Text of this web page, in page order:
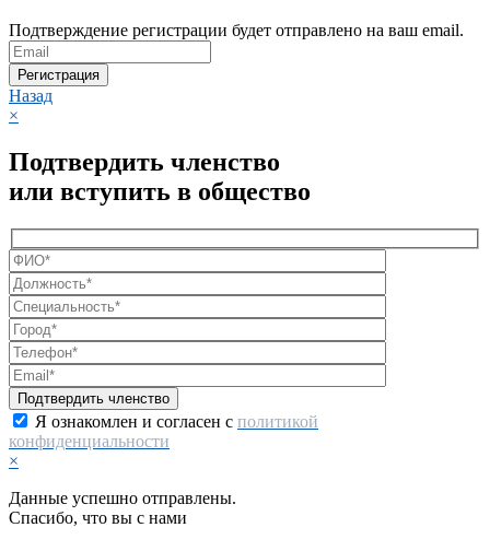
Подтверждение регистрации будет отправлено на ваш email.
Регистрация
Назад
×
Подтвердить членство
или вступить в общество
Я ознакомлен и согласен с политикой
конфиденциальности
×
Данные успешно отправлены.
Спасибо, что вы с нами